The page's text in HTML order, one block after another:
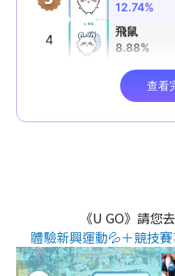
《U GO》請您
體驗新興運動💦＋競技